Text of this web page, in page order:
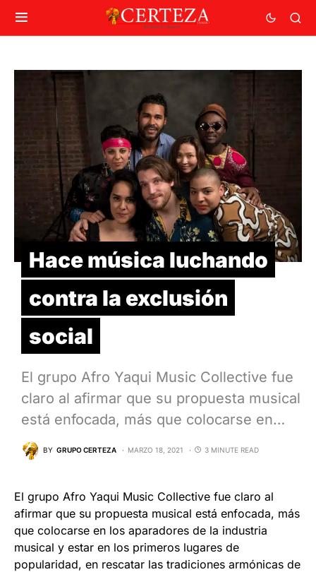
Hace música luchando
contra la exclusión
social
El grupo Afro Yaqui Music Collective fue
claro al afirmar que su propuesta musical
está enfocada, más que colocarse en…
BY GRUPO CERTEZA MARZO 18, 2021 3 MINUTE READ
El grupo Afro Yaqui Music Collective fue claro al
afirmar que su propuesta musical está enfocada, más
que colocarse en los aparadores de la industria
musical y estar en los primeros lugares de
popularidad, en rescatar las tradiciones armónicas de